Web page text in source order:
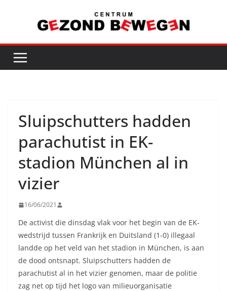
inhoud
Sluipschutters hadden
parachutist in EK-
stadion München al in
vizier
16/06/2021
De activist die dinsdag vlak voor het begin van de EK-
wedstrijd tussen Frankrijk en Duitsland (1-0) illegaal
landde op het veld van het stadion in München, is aan
de dood ontsnapt. Sluipschutters hadden de
parachutist al in het vizier genomen, maar de politie
zag net op tijd het logo van milieuorganisatie